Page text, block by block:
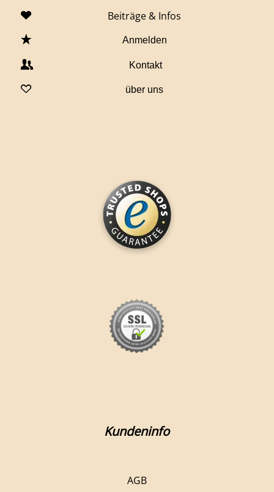
Beiträge & Infos
Anmelden
Kontakt
über uns
Kundeninfo
AGB